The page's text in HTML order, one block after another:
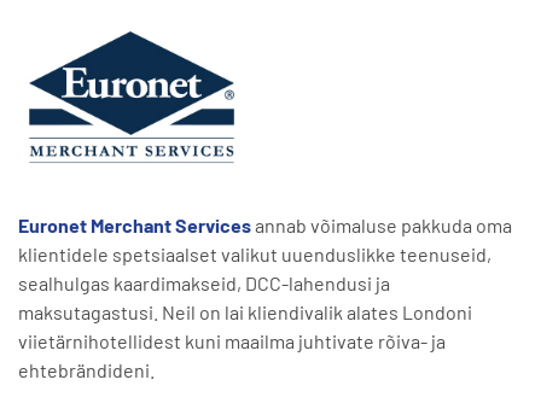
Euronet Merchant Servicesannab võimaluse pakkuda oma
klientidele spetsiaalset valikut uuenduslikke teenuseid,
sealhulgas kaardimakseid, DCC-lahendusi ja
maksutagastusi. Neil on lai kliendivalik alates Londoni
viietärnihotellidest kuni maailma juhtivate rõiva- ja
ehtebrändideni.